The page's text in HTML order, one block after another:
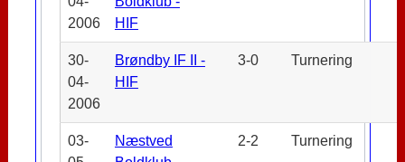
2006
HIF
30-
04-
2006
Brøndby IF II -
HIF
3-0 Turnering
03-
Næstved
2-2 Turnering